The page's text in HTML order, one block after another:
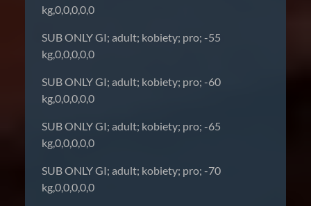
kg,0,0,0,0,0
SUB ONLY GI; adult; kobiety; pro; -55
kg,0,0,0,0,0
SUB ONLY GI; adult; kobiety; pro; -60
kg,0,0,0,0,0
SUB ONLY GI; adult; kobiety; pro; -65
kg,0,0,0,0,0
SUB ONLY GI; adult; kobiety; pro; -70
kg,0,0,0,0,0